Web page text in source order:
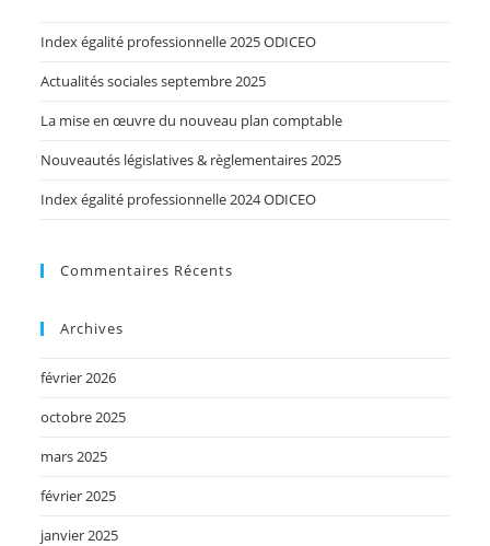
Index égalité professionnelle 2025 ODICEO
Actualités sociales septembre 2025
La mise en œuvre du nouveau plan comptable
Nouveautés législatives & règlementaires 2025
Index égalité professionnelle 2024 ODICEO
Commentaires Récents
Archives
février 2026
octobre 2025
mars 2025
février 2025
janvier 2025